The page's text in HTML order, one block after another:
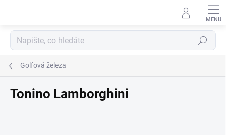
Hledat
Golfová železa
Tonino Lamborghini